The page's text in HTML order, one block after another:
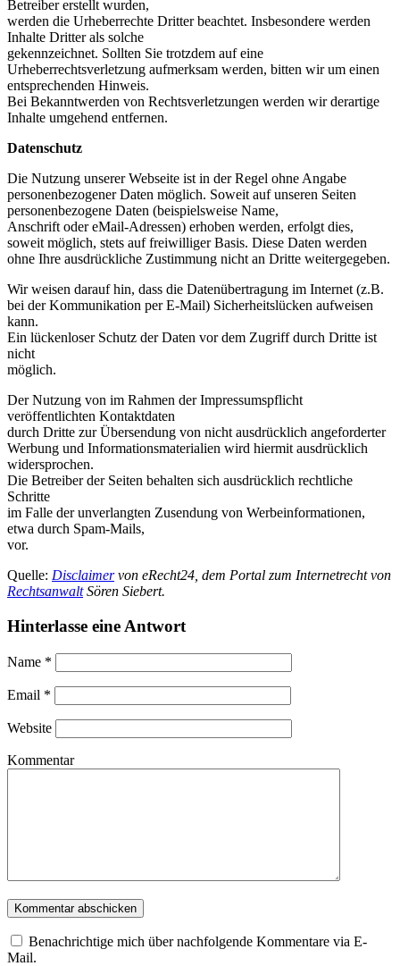
Betreiber erstellt wurden,
werden die Urheberrechte Dritter beachtet. Insbesondere werden
Inhalte Dritter als solche
gekennzeichnet. Sollten Sie trotzdem auf eine
Urheberrechtsverletzung aufmerksam werden, bitten wir um einen
entsprechenden Hinweis.
Bei Bekanntwerden von Rechtsverletzungen werden wir derartige
Inhalte umgehend entfernen.
Datenschutz
Die Nutzung unserer Webseite ist in der Regel ohne Angabe
personenbezogener Daten möglich. Soweit auf unseren Seiten
personenbezogene Daten (beispielsweise Name,
Anschrift oder eMail-Adressen) erhoben werden, erfolgt dies,
soweit möglich, stets auf freiwilliger Basis. Diese Daten werden
ohne Ihre ausdrückliche Zustimmung nicht an Dritte weitergegeben.
Wir weisen darauf hin, dass die Datenübertragung im Internet (z.B.
bei der Kommunikation per E-Mail) Sicherheitslücken aufweisen
kann.
Ein lückenloser Schutz der Daten vor dem Zugriff durch Dritte ist
nicht
möglich.
Der Nutzung von im Rahmen der Impressumspflicht
veröffentlichten Kontaktdaten
durch Dritte zur Übersendung von nicht ausdrücklich angeforderter
Werbung und Informationsmaterialien wird hiermit ausdrücklich
widersprochen.
Die Betreiber der Seiten behalten sich ausdrücklich rechtliche
Schritte
im Falle der unverlangten Zusendung von Werbeinformationen,
etwa durch Spam-Mails,
vor.
Quelle: Disclaimervon eRecht24, dem Portal zum Internetrecht von
RechtsanwaltSören Siebert.
Hinterlasse eine Antwort
Name *
Email *
Website
Kommentar
Benachrichtige mich über nachfolgende Kommentare via E-
Mail.